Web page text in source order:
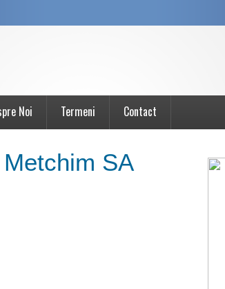
Noi Termeni Contact
SA